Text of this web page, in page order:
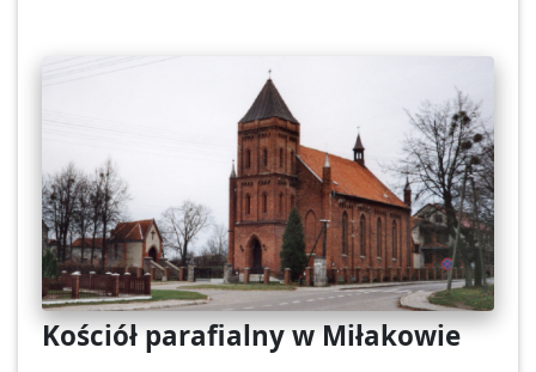
Kościół parafialny w Miłakowie